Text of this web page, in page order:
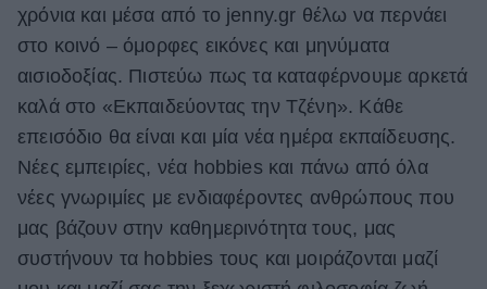
Hautes Grecians
Γάμος
Market News
χρόνια και μέσα από το jenny.gr θέλω να περνάει
στο κοινό – όμορφες εικόνες και μηνύματα
αισιοδοξίας. Πιστεύω πως τα καταφέρνουμε αρκετά
καλά στο «Εκπαιδεύοντας την Τζένη». Κάθε
επεισόδιο θα είναι και μία νέα ημέρα εκπαίδευσης.
Νέες εμπειρίες, νέα hobbies και πάνω από όλα
νέες γνωριμίες με ενδιαφέροντες ανθρώπους που
μας βάζουν στην καθημερινότητα τους, μας
συστήνουν τα hobbies τους και μοιράζονται μαζί